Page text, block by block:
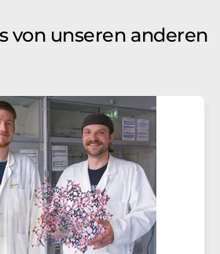
von unseren anderen